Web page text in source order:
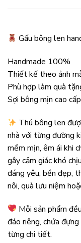
Gấu bông len
Handmade 100%
Thiết kế theo ảnh
Phù hợp làm quà
Sợi bông mịn cao cấp
Thú bông len
nhà với từng đường
mềm mịn, êm ái khi
gây cảm giác khó
đáng yêu, bền đẹp,
nôi, quà lưu niệm
Mỗi sản phẩm
đáo riêng, chứa
từng chi tiết.